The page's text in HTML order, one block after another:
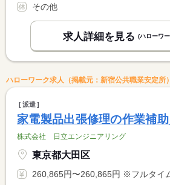
その他
求人詳細を見る (ハローワ
ハローワーク求人（掲載元：新宿公共職業安定所）
派遣
家電製品出張修理の作業補
株式会社 日立エンジニアリング
東京都大田区
260,865円〜260,865円 ※フルタイム求人の場合は月額（換算額）、パート求